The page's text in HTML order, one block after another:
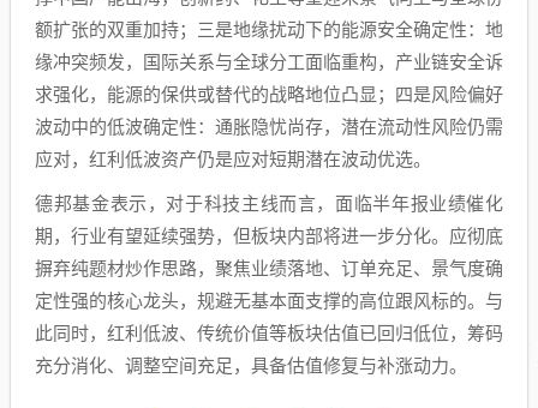
额扩张的双重加持；三是地缘扰动下的能源安全确定性：地
缘冲突频发，国际关系与全球分工面临重构，产业链安全诉
求强化，能源的保供或替代的战略地位凸显；四是风险偏好
波动中的低波确定性：通胀隐忧尚存，潜在流动性风险仍需
应对，红利低波资产仍是应对短期潜在波动优选。
德邦基金表示，对于科技主线而言，面临半年报业绩催化
期，行业有望延续强势，但板块内部将进一步分化。应彻底
摒弃纯题材炒作思路，聚焦业绩落地、订单充足、景气度确
定性强的核心龙头，规避无基本面支撑的高位跟风标的。与
此同时，红利低波、传统价值等板块估值已回归低位，筹码
充分消化、调整空间充足，具备估值修复与补涨动力。